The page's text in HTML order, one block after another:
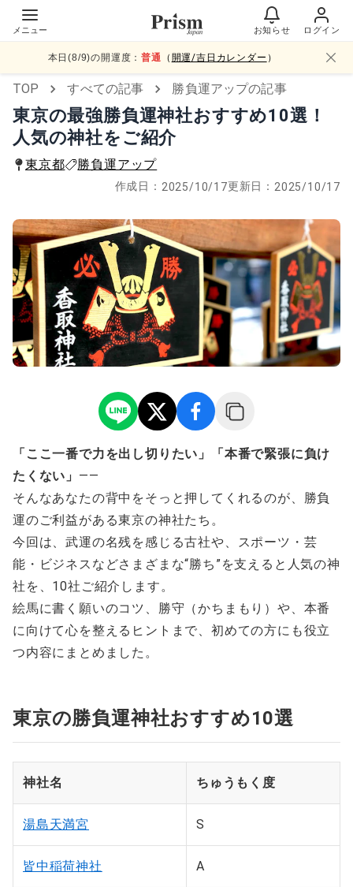
メニュー お知らせ ログイン
本日(8/9)の開運度：普通 （ 開運/吉日カレンダー ）
TOP すべての記事 勝負運アップの記事
東京の最強勝負運神社おすすめ10選！
人気の神社をご紹介
東京都 勝負運アップ
作成日： 2025/10/17更新日： 2025/10/17
「ここ一番で力を出し切りたい」「本番で緊張に負け
たくない」 ――
そんなあなたの背中をそっと押してくれるのが、勝負
運のご利益がある東京の神社たち。
今回は、武運の名残を感じる古社や、スポーツ・芸
能・ビジネスなどさまざまな“勝ち”を支えると人気の神
社を、10社ご紹介します。
絵馬に書く願いのコツ、勝守（かちまもり）や、本番
に向けて心を整えるヒントまで、初めての方にも役立
つ内容にまとめました。
東京の勝負運神社おすすめ10選
神社名 ちゅうもく度
湯島天満宮 S
皆中稲荷神社 A